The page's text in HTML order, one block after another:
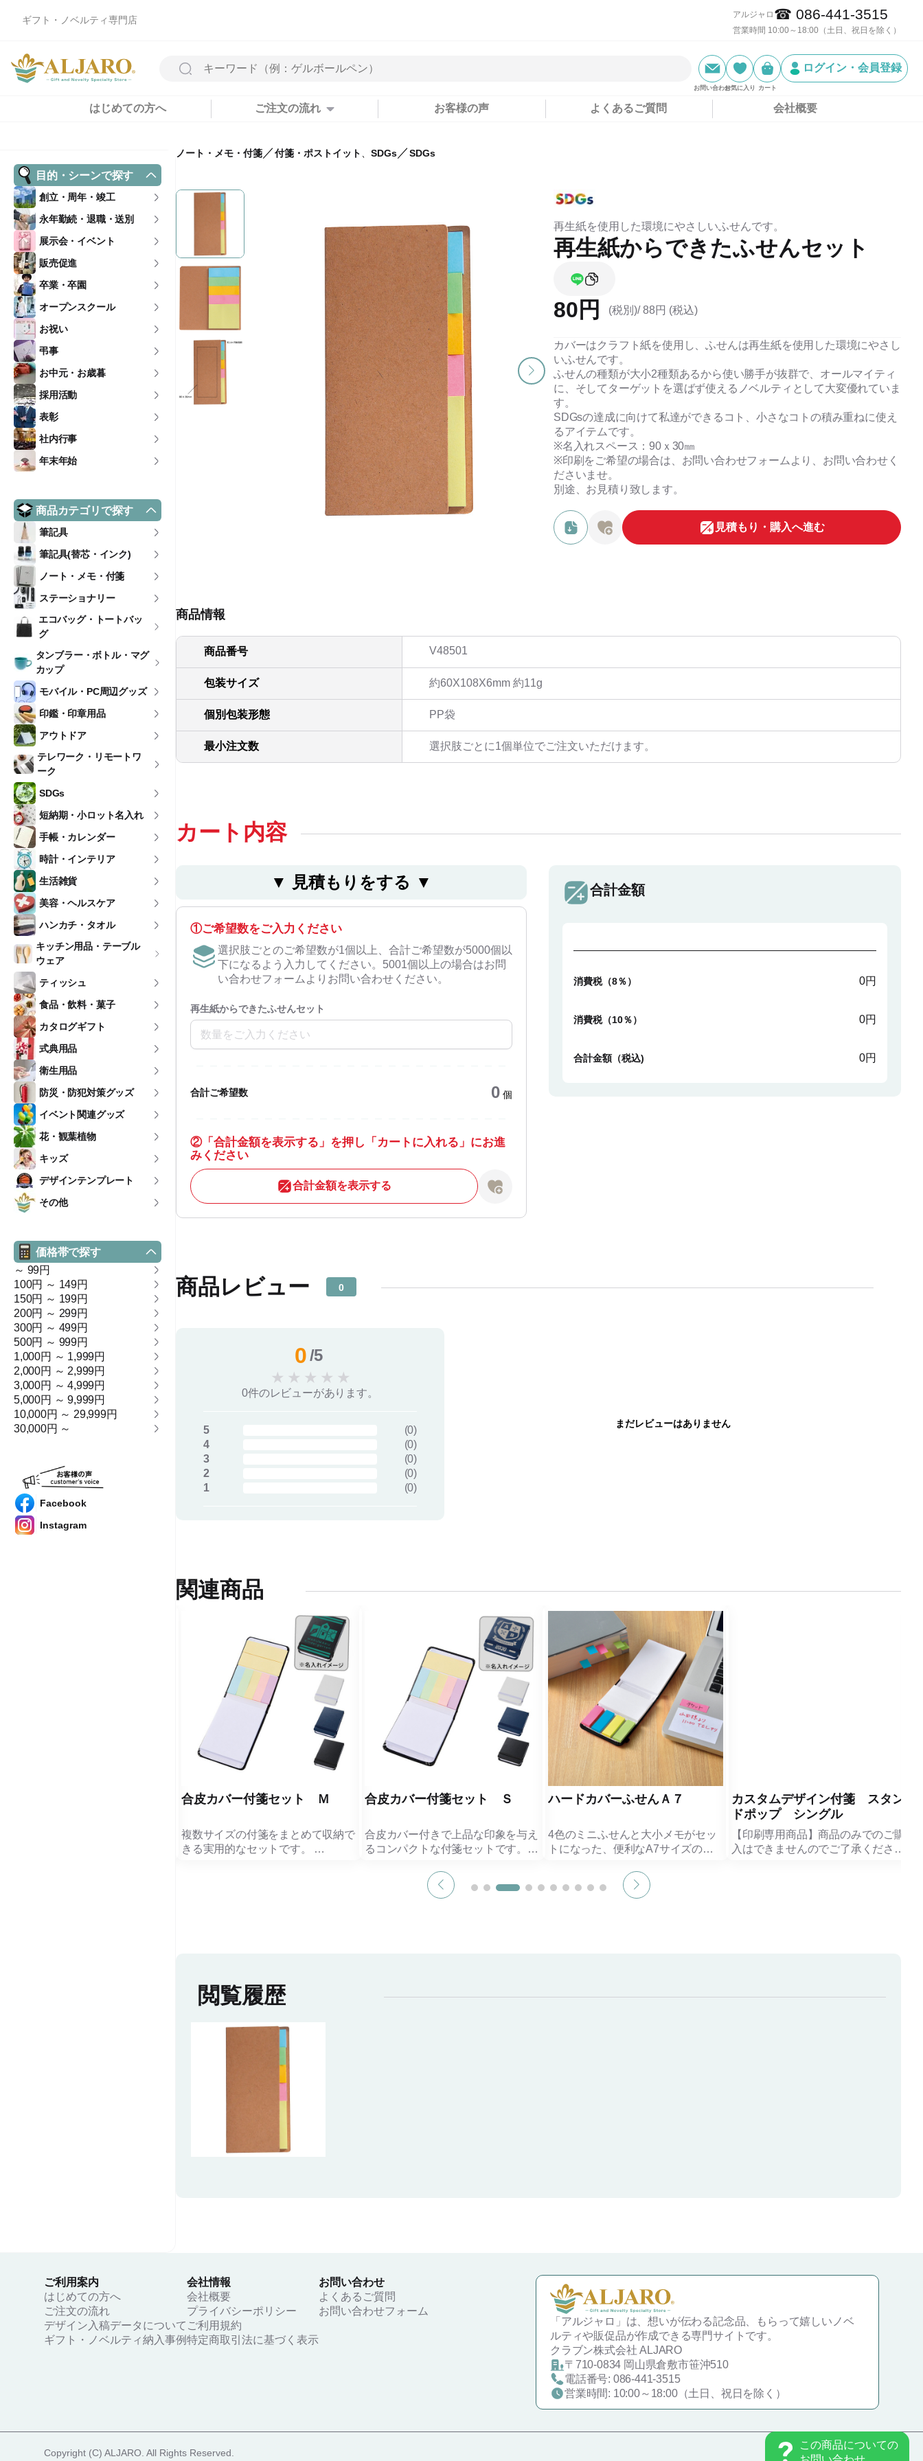
ギフト・ノベルティ専門店 アルジャロ ☎ 086-441-3515
営業時間 10:00～18:00（土日、祝日を除く）
お問い合わせお気に入り カート
ログイン・会員登録
はじめての方へ ご注文の流れ お客様の声 よくあるご質問 会社概要
目的・シーンで探す
創立・周年・竣工
永年勤続・退職・送別
展示会・イベント
販売促進
卒業・卒園
オープンスクール
お祝い
弔事
お中元・お歳暮
採用活動
表彰
社内行事
年末年始
商品カテゴリで探す
筆記具
筆記具(替芯・インク)
ノート・メモ・付箋
ステーショナリー
エコバッグ・トートバッ
グ
タンブラー・ボトル・マグ
カップ
モバイル・PC周辺グッズ
印鑑・印章用品
アウトドア
テレワーク・リモートワ
ーク
SDGs
短納期・小ロット名入れ
手帳・カレンダー
時計・インテリア
生活雑貨
美容・ヘルスケア
ハンカチ・タオル
キッチン用品・テーブル
ウェア
ティッシュ
食品・飲料・菓子
カタログギフト
式典用品
衛生用品
防災・防犯対策グッズ
イベント関連グッズ
花・観葉植物
キッズ
デザインテンプレート
その他
価格帯で探す
～ 99円
100円 ～ 149円
150円 ～ 199円
200円 ～ 299円
300円 ～ 499円
500円 ～ 999円
1,000円 ～ 1,999円
2,000円 ～ 2,999円
3,000円 ～ 4,999円
5,000円 ～ 9,999円
10,000円 ～ 29,999円
30,000円 ～
Facebook
Instagram
ノート・メモ・付箋／付箋・ポストイット SDGs／SDGs
再生紙を使用した環境にやさしいふせんです。
再生紙からできたふせんセット
80円 (税別)/88円 (税込)
カバーはクラフト紙を使用し、ふせんは再生紙を使用した環境にやさし
いふせんです。
ふせんの種類が大小2種類あるから使い勝手が抜群で、オールマイティ
に、そしてターゲットを選ばず使えるノベルティとして大変優れていま
す。
SDGsの達成に向けて私達ができるコト、小さなコトの積み重ねに使え
るアイテムです。
※名入れスペース：90ｘ30㎜
※印刷をご希望の場合は、お問い合わせフォームより、お問い合わせく
ださいませ。
別途、お見積り致します。
⾒積もり・購⼊へ進む
商品情報
商品番号 V48501
包装サイズ 約60X108X6mm 約11g
個別包装形態 PP袋
最小注文数 選択肢ごとに1個単位でご注文いただけます。
カート内容
▼ ⾒積もりをする ▼
①ご希望数をご入力ください
選択肢ごとのご希望数が1個以上、合計ご希望数が5000個以
下になるよう入力してください。5001個以上の場合はお問
い合わせフォームよりお問い合わせください。
再生紙からできたふせんセット
合計ご希望数 0 個
②「合計金額を表示する」を押し「カートに入れる」にお進
みください
合計金額を表示する
合計金額
消費税（8％） 0円
消費税（10％） 0円
合計金額（税込) 0円
商品レビュー 0
0/5
★ ★ ★ ★ ★
0件のレビューがあります。
5 (0)
4
(0)
3
(0)
2
(0)
1
(0)
まだレビューはありません
関連商品
合皮カバー付箋セット Ｍ
複数サイズの付箋をまとめて収納で
きる実用的なセットです。
合皮カバー付箋セット Ｓ
合皮カバー付きで上品な印象を与え
るコンパクトな付箋セットです。
で、オープンキャンパスや
企業説明会などのノベルティとして
ハードカバーふせんＡ７
4色のミニふせんと大小メモがセッ
トになった、便利なA7サイズの付
しっかりとしたPU素材のハードカ
バー付きで、持ち運びの際も中身が
カスタムデザイン付箋 スタン
ドポップ シングル
【印刷専用商品】商品のみでのご購
入はできませんのでご了承ください
閲覧履歴
この商品についての
ご利用案内
はじめての方へ
ご注文の流れ
デザイン入稿データについて
ギフト・ノベルティ納入事例
会社情報
会社概要
プライバシーポリシー
ご利用規約
特定商取引法に基づく表示
お問い合わせ
よくあるご質問
お問い合わせフォーム
「アルジャロ」は、想いが伝わる記念品、もらって嬉しいノベ
ルティや販促品が作成できる専門サイトです。
クラブン株式会社 ALJARO
〒710-0834 岡山県倉敷市笹沖510
電話番号: 086-441-3515
営業時間: 10:00～18:00（土日、祝日を除く）
Copyright (C) ALJARO. All Rights Reserved.